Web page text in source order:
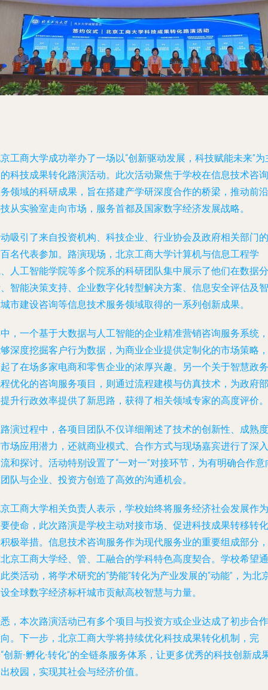
工商大学成功举办了一场以“创新驱动发展，科技赋能未来”为
科技成果转化路演活动。此次活动聚焦于学校在信息技术咨询
领域的科研成果，旨在搭建产学研深度合作的桥梁，推动前沿
从实验室走向市场，服务首都及国家数字经济发展战略。
吸引了来自投资机构、科技企业、行业协会及政府相关部门的
名代表参加。路演现场，北京工商大学计算机与信息工程学
人工智能学院等多个院系的科研团队集中展示了他们在数据分
智能决策支持、企业数字化转型解决方案、信息安全评估及智
市建设咨询等信息技术服务领域取得的一系列创新成果。
，一个基于大数据与人工智能的企业精准营销咨询服务系统，
深度挖掘客户行为数据，为商业企业提供定制化的市场策略，
了在场多家电商和零售企业的浓厚兴趣。另一个关于智慧政务
优化的咨询服务项目，则通过流程建模与仿真技术，为政府部
升行政效率提供了新思路，获得了相关领域专家的高度评价。
演过程中，各项目团队不仅详细阐述了技术的创新性、成熟度
场应用潜力，还就商业模式、合作方式与现场嘉宾进行了深入
和探讨。活动特别设置了“一对一”对接环节，为有明确合作意
队与企业、投资方创造了高效的沟通机会。
工商大学相关负责人表示，学校始终将服务经济社会发展作为
使命，此次路演是学校主动对接市场、促进科技成果转移转化
极举措。信息技术咨询服务作为现代服务业的重要组成部分，
京工商大学经、管、工融合的学科特色高度契合。学校希望通
类活动，将学术研究的“势能”转化为产业发展的“动能”，为北
全球数字经济标杆城市贡献高校智慧与力量。
，本次路演活动已有多个项目与投资方或企业达成了初步合作
。下一步，北京工商大学将持续优化科技成果转化机制，完
创新-孵化-转化”的全链条服务体系，让更多优秀的科技创新成
校园，实现其社会与经济价值。